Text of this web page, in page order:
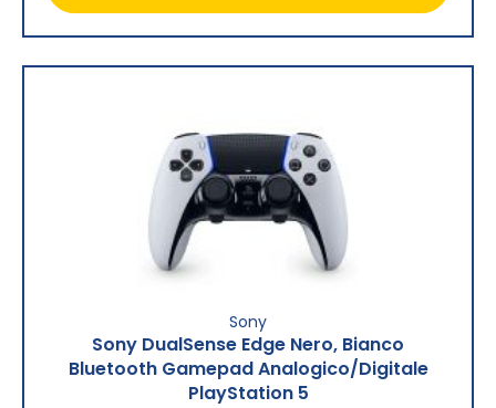
Sony
Sony DualSense Edge Nero, Bianco
Bluetooth Gamepad Analogico/Digitale
PlayStation 5